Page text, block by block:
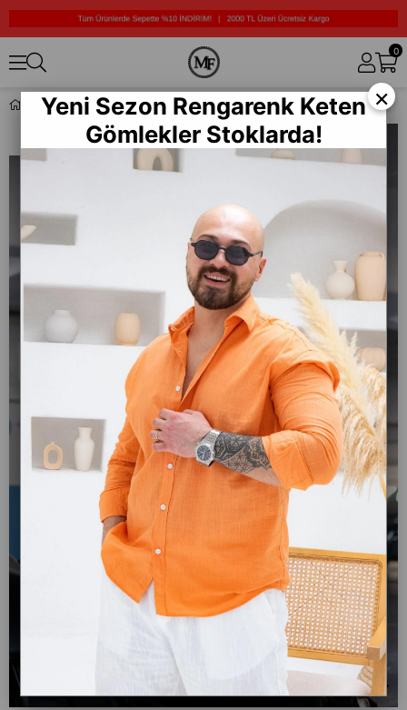
0
Rahat Kalıp Basic Sweatshirt (SVTK02) ×
Yeni Sezon Rengarenk Keten
Gömlekler Stoklarda!